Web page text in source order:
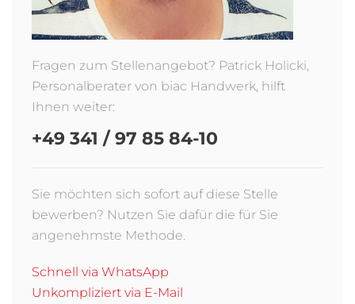
Fragen zum Stellenangebot? Patrick Holicki,
Personalberater von biac Handwerk, hilft
Ihnen weiter:
+49 341 / 97 85 84-10
Sie möchten sich sofort auf diese Stelle
bewerben? Nutzen Sie dafür die für Sie
angenehmste Methode.
Schnell via WhatsApp
Unkompliziert via E-Mail